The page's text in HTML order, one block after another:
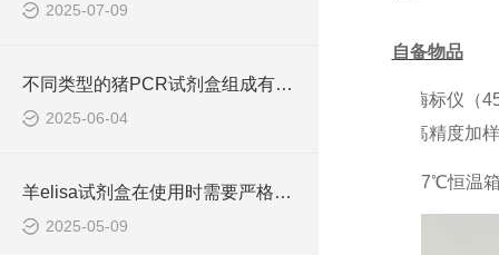
2025-07-09
不同类型的猪PCR试剂盒组成有所差异
2025-06-04
羊elisa试剂盒在使用时需要严格遵守流程
2025-05-09
自备物品
酶标仪（
高精度加
37℃恒温